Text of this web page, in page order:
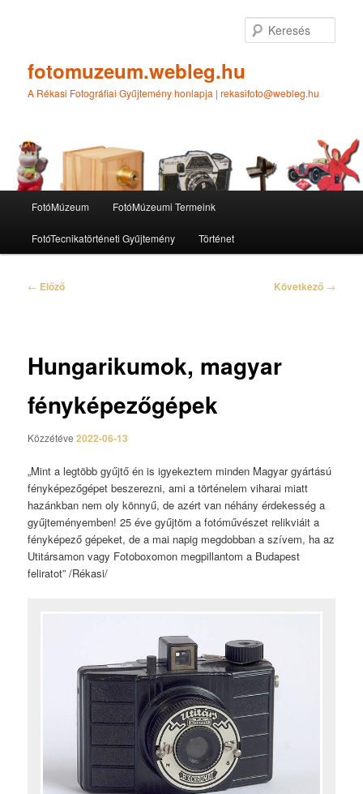
fotomuzeum.webleg.hu
A Rékasi Fotográfiai Gyűjtemény honlapja | rekasifoto@webleg.hu
FotóMúzeum FotóMúzeumi Termeink
FotóTecnikatörténeti Gyűjtemény Történet
Bejegyzés
← Előző Következő →
Hungarikumok, magyar
fényképezőgépek
Közzétéve2022-06-13
„Mint a legtöbb gyűjtő én is igyekeztem minden Magyar gyártású
fényképezőgépet beszerezni, ami a történelem viharai miatt
hazánkban nem oly könnyű, de azért van néhány érdekesség a
gyűjteményemben! 25 éve gyűjtöm a fotóművészet relikviáit a
fényképező gépeket, de a mai napig megdobban a szívem, ha az
Utitársamon vagy Fotoboxomon megpillantom a Budapest
feliratot” /Rékasi/